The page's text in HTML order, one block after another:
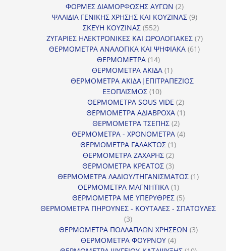
ΦΟΡΜΕΣ ΔΙΑΜΟΡΦΩΣΗΣ ΑΥΓΩΝ 22
προϊόντα
ΨΑΛΙΔΙΑ ΓΕΝΙΚΗΣ ΧΡΗΣΗΣ ΚΑΙ ΚΟΥΖΙΝΑΣ 99
ΣΚΕΥΗ ΚΟΥΖΙΝΑΣ 552552
προϊόντα
ΖΥΓΑΡΙΕΣ ΗΛΕΚΤΡΟΝΙΚΕΣ ΚΑΙ ΩΡΟΛΟΓΙΑΚΕΣ 77
ΘΕΡΜΟΜΕΤΡΑ ΑΝΑΛΟΓΙΚΑ ΚΑΙ ΨΗΦΙΑΚΑ 6161
ΘΕΡΜΟΜΕΤΡΑ 1414
προϊόντα
ΘΕΡΜΟΜΕΤΡΑ ΑΚΙΔΑ 11
προϊόν
ΘΕΡΜΟΜΕΤΡΑ ΑΚΙΔΑ|ΕΠΙΤΡΑΠΕΖΙΟΣ
ΕΞΟΠΛΙΣΜΟΣ 1010
προϊόντα
ΘΕΡΜΟΜΕΤΡΑ SOUS VIDE 22
προϊόντα
ΘΕΡΜΟΜΕΤΡΑ ΑΔΙΑΒΡΟΧΑ 11
ΘΕΡΜΟΜΕΤΡΑ ΤΣΕΠΗΣ 22
προϊόντα
ΘΕΡΜΟΜΕΤΡΑ - ΧΡΟΝΟΜΕΤΡΑ 44
ΘΕΡΜΟΜΕΤΡΑ ΓΑΛΑΚΤΟΣ 11
προϊόν
ΘΕΡΜΟΜΕΤΡΑ ΖΑΧΑΡΗΣ 22
προϊόντα
ΘΕΡΜΟΜΕΤΡΑ ΚΡΕΑΤΟΣ 33
προϊόντα
ΘΕΡΜΟΜΕΤΡΑ ΛΑΔΙΟΥ/ΤΗΓΑΝΙΣΜΑΤΟΣ 11
ΘΕΡΜΟΜΕΤΡΑ ΜΑΓΝΗΤΙΚΑ 11
προϊόν
ΘΕΡΜΟΜΕΤΡΑ ΜΕ ΥΠΕΡΥΘΡΕΣ 55
προϊόντα
ΘΕΡΜΟΜΕΤΡΑ ΠΗΡΟΥΝΕΣ - ΚΟΥΤΑΛΕΣ - ΣΠΑΤΟΥΛΕΣ
33
προϊόντα
ΘΕΡΜΟΜΕΤΡΑ ΠΟΛΛΑΠΛΩΝ ΧΡΗΣΕΩΝ 33
ΘΕΡΜΟΜΕΤΡΑ ΦΟΥΡΝΟΥ 44